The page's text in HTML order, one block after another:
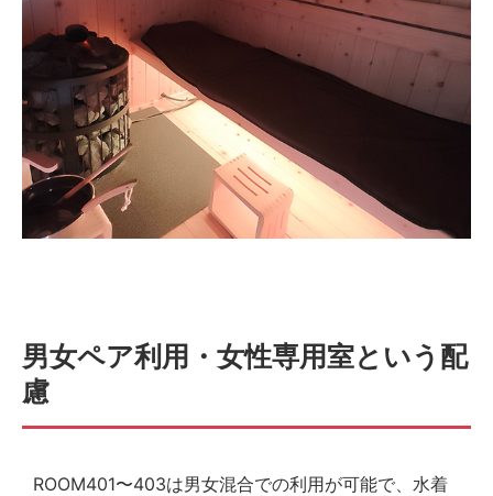
男女ペア利用・女性専用室という配
慮
ROOM401〜403は男女混合での利用が可能で、水着